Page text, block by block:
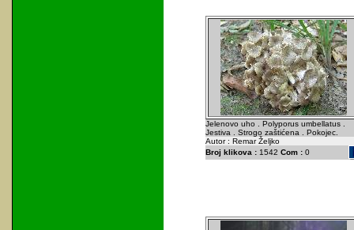
Jelenovo uho . Polyporus umbellatus .
Jestiva . Strogo zaštićena . Pokojec.
Autor : Remar Željko
Broj klikova :1542 Com :0